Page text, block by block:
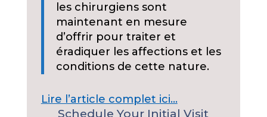
les chirurgiens sont
maintenant en mesure
d’offrir pour traiter et
éradiquer les affections et les
conditions de cette nature.
Lire l’article complet ici…
Schedule Your Initial Visit